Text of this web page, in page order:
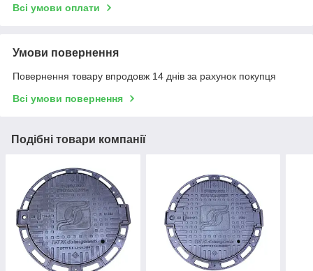
Всі умови оплати
Умови повернення
Повернення товару впродовж 14 днів за рахунок покупця
Всі умови повернення
Подібні товари компанії